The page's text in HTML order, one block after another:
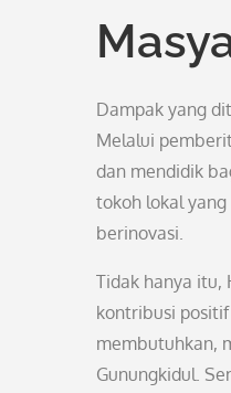
Dampak yang
Melalui
dan mendidik
tokoh lokal
berinovasi.
Tidak hanya itu,
kontribusi
membutuhkan,
Gunungkidul.